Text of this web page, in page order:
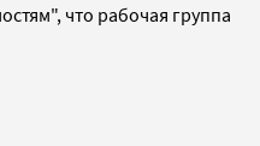
что рабочая группа